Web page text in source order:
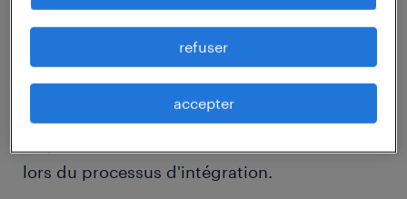
C’est pourquoi, pour réussir et attirer les
meilleurs d’entre eux, les entreprises doivent
maintenant les impressionner à chaque
lors du processus d'intégration.
refuser
accepter